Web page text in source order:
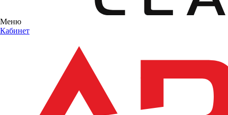
Меню
Кабинет